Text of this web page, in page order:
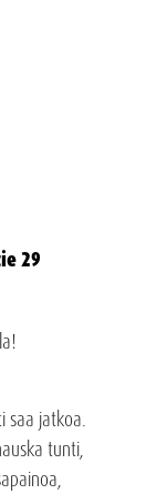
29
saa jatkoa.
tunti,